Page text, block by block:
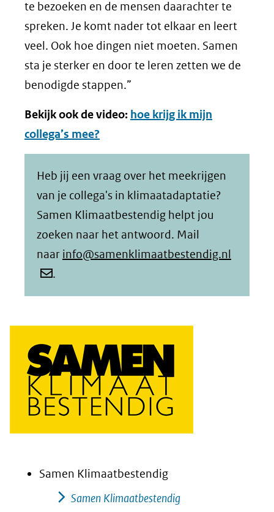
te bezoeken en de mensen daarachter te
spreken. Je komt nader tot elkaar en leert
veel. Ook hoe dingen niet moeten. Samen
sta je sterker en door te leren zetten we de
benodigde stappen.”
Bekijk ook de video: hoe krijg ik mijn
collega’s mee?
Heb jij een vraag over het meekrijgen
van je collega's in klimaatadaptatie?
Samen Klimaatbestendig helpt jou
zoeken naar het antwoord. Mail
naar info@samenklimaatbestendig.nl
.
Samen Klimaatbestendig
Samen Klimaatbestendig